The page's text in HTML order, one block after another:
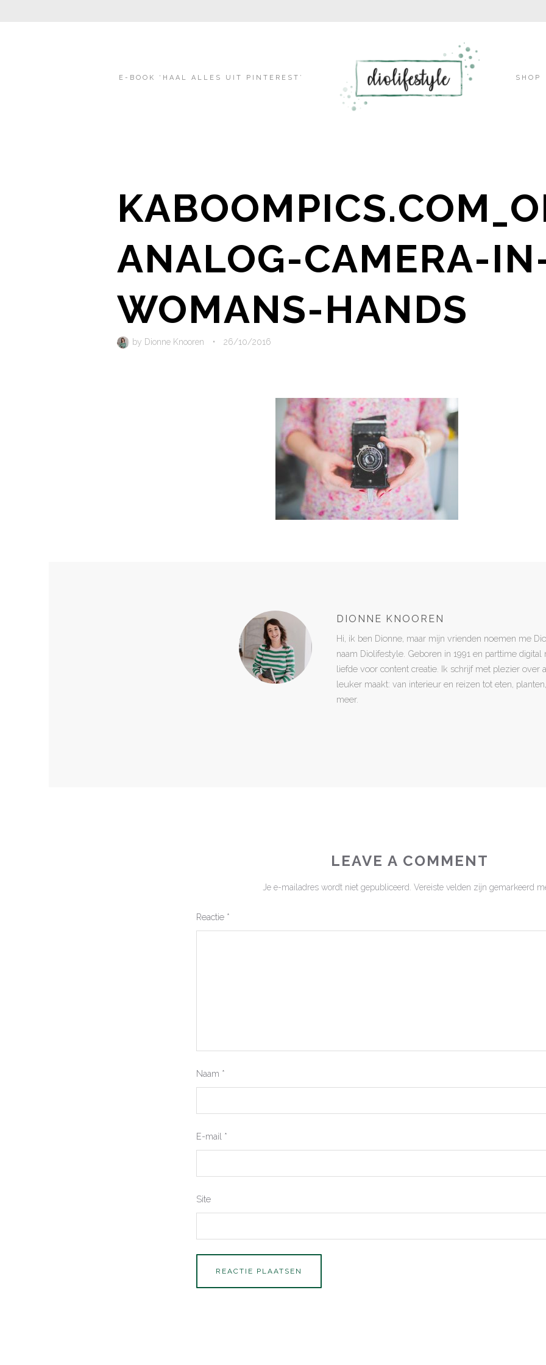
content
E-BOOK ‘HAAL ALLES UIT PINTEREST’ SHOP
ANALOG-CAMERA-
WOMANS-HANDS
by Dionne Knooren • 26/10/2016
DIONNE KNOOREN
Hi, ik ben Dionne, maar mijn vrienden noemen me
naam Diolifestyle. Geboren in 1991 en parttime
liefde voor content creatie. Ik schrijf met plezier over
leuker maakt: van interieur en reizen tot eten,
meer.
LEAVE A COMMENT
Je e-mailadres wordt niet gepubliceerd. Vereiste velden zijn gemarkeerd
Reactie *
Naam *
E-mail *
Site